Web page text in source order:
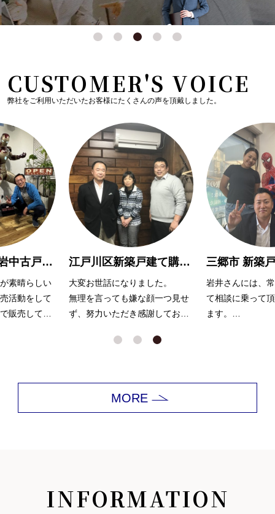
CUSTOMER'S VOICE
弊社をご利用いただいたお客様にたくさんの声を頂戴しました。
葛飾区東新小岩中古戸建 売却 Ｈ様
素晴らしい
活動をして
販売してく
江戸川区新築戸建て購入 M様
大変お世話になりました。
無理を言っても嫌な顔一つ見せ
ず、努力いただき感謝しており
岩井さんには、
て相談に乗って
ます。
MORE
INFORMATION